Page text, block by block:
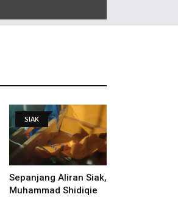
PHI
SIAK
Sepanjang Aliran Siak,
Muhammad Shidiqie